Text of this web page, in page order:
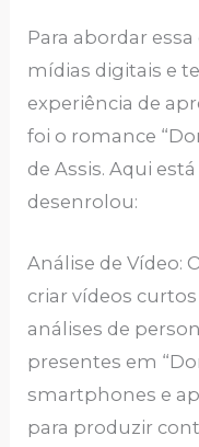
Para abordar
mídias digitais e
experiência de
foi o romance
de Assis. Aqui
desenrolou:
Análise de Vídeo:
criar vídeos
análises de
presentes em
smartphones e
para produzir